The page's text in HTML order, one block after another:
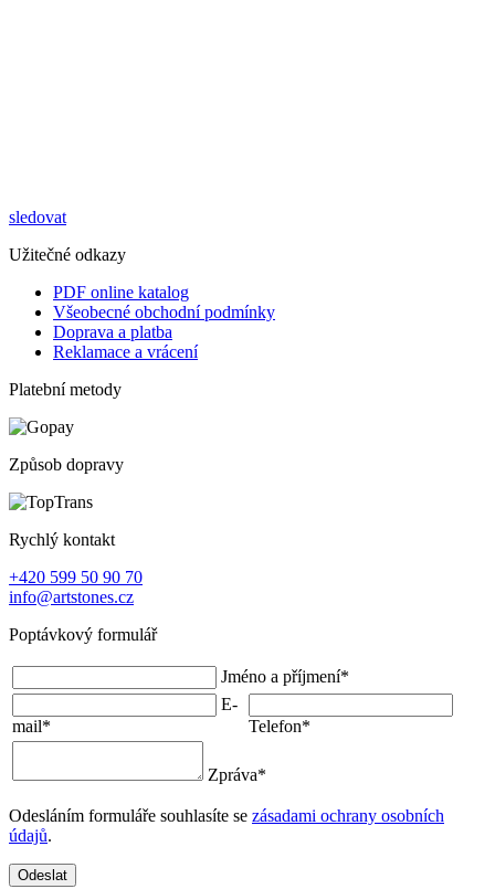
sledovat
Užitečné odkazy
PDF online katalog
Všeobecné obchodní podmínky
Doprava a platba
Reklamace a vrácení
Platební metody
Způsob dopravy
Rychlý kontakt
+420 599 50 90 70
info@artstones.cz
Poptávkový formulář
Jméno a příjmení*
E-
mail* Telefon*
Zpráva*
Odesláním formuláře souhlasíte se zásadami ochrany osobních
údajů.
Odeslat